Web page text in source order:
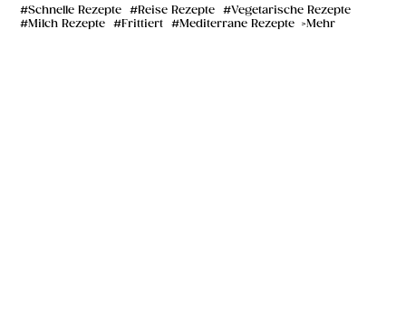
Schnelle Rezepte Reise Rezepte
Vegetarische Rezepte
Milch Rezepte
Frittiert Mediterrane Rezepte Mehr